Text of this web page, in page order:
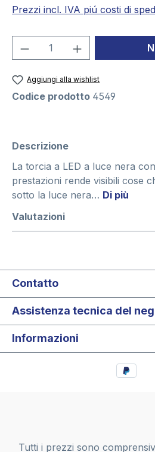
Prezzi incl. IVA piú costi di
Quantità del
Aggiungi alla wishlist
Codice prodotto 4549
Descrizione
La torcia a LED a luce nera
prestazioni rende visibili cose
sotto la luce nera… Di più
Valutazioni
Contatto
Assistenza tecnica del
Informazioni
Tutti i prezzi sono